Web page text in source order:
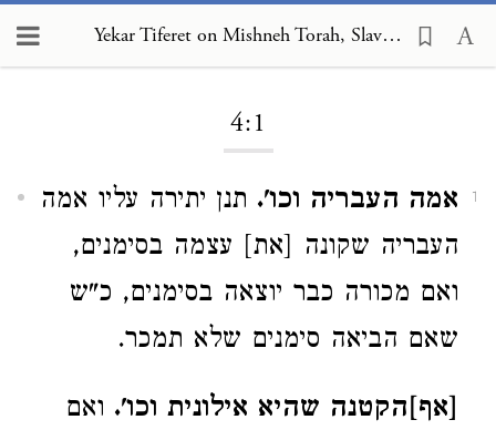
Yekar Tiferet on Mishneh Torah, Slaves 4:1
4:1
1 אמה העבריה וכו'. תנן יתירה עליו אמה
העבריה שקונה [את] עצמה בסימנים,
ואם מכורה כבר יוצאה בסימנים, כ"ש
שאם הביאה סימנים שלא תמכר.
[אף]הקטנה שהיא אילונית וכו'. ואם